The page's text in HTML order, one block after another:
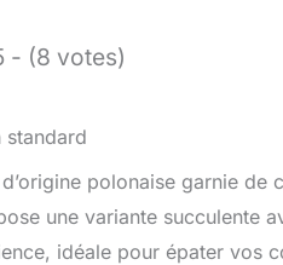
- (8 votes)
polonaise garnie
une variante succulente
idéale pour épater vos